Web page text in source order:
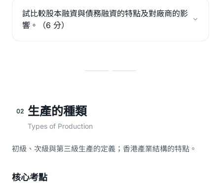
試比較股本融資與債務融資的特點及對廠商的影
響。（6 分）
02 生產的種類
Types of Production
初級、次級與第三級生產的定義；香港產業結構的特點。
核心考點